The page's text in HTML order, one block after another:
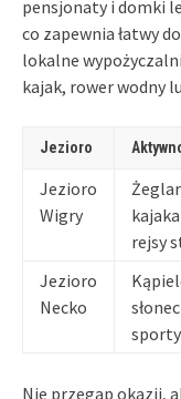
pensjonaty i domki
co zapewnia łatwy
lokalne
kajak, rower wodny
Jezioro
Jezioro
Wigry
rejsy
Jezioro
Necko
Nie przegap okazji,